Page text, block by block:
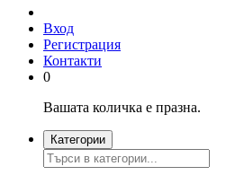
Вход
Регистрация
Контакти
0
Вашата количка е празна.
Категории